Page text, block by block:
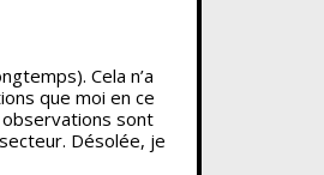
Cela n’a
que moi en ce
observations sont
Désolée, je